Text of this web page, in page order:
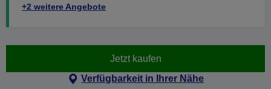
+2 weitere Angebote
Jetzt kaufen
Verfügbarkeit in Ihrer Nähe